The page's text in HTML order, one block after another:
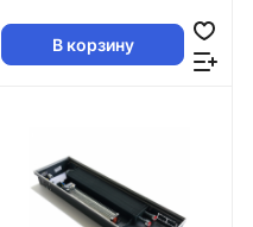
В корзину